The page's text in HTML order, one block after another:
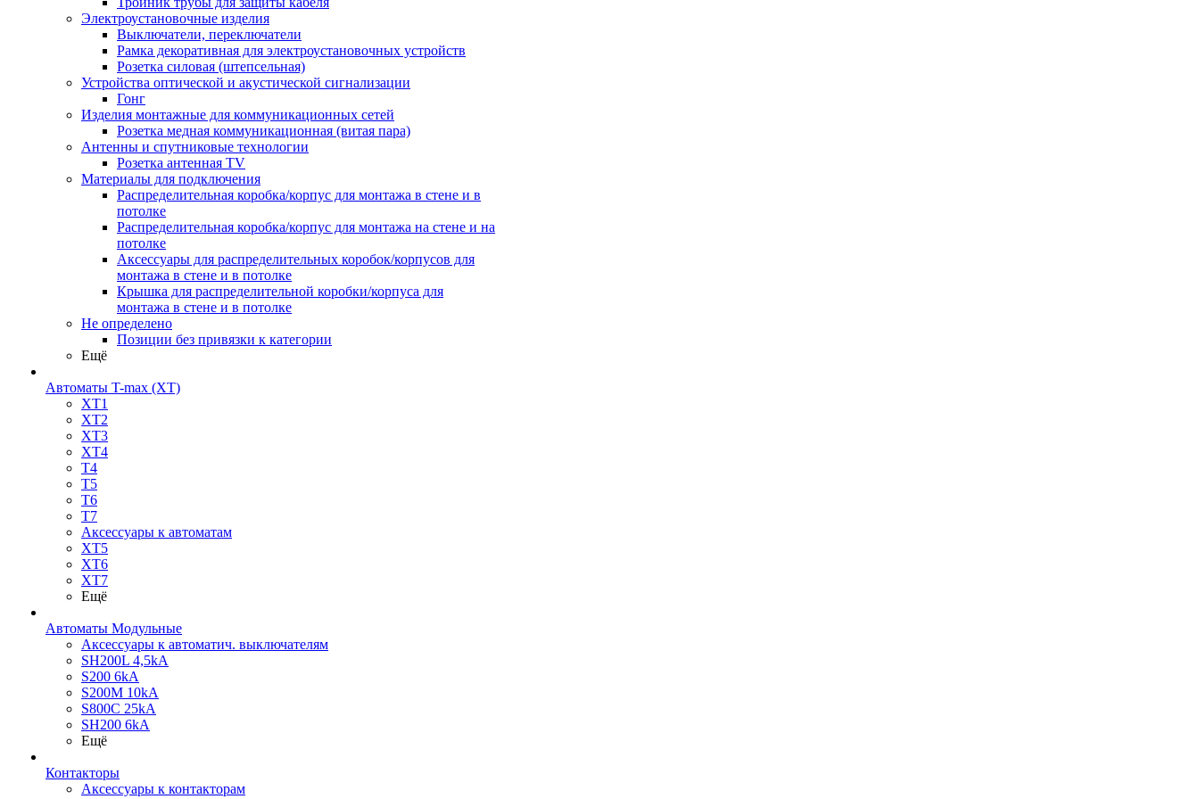
Электроустановочные изделия
Выключатели, переключатели
Рамка декоративная для электроустановочных устройств
Розетка силовая (штепсельная)
Устройства оптической и акустической сигнализации
Гонг
Изделия монтажные для коммуникационных сетей
Розетка медная коммуникационная (витая пара)
Антенны и спутниковые технологии
Розетка антенная TV
Материалы для подключения
Распределительная коробка/корпус для монтажа в стене и в
потолке
Распределительная коробка/корпус для монтажа на стене и на
потолке
Аксессуары для распределительных коробок/корпусов для
монтажа в стене и в потолке
Крышка для распределительной коробки/корпуса для
монтажа в стене и в потолке
Не определено
Позиции без привязки к категории
Ещё
Автоматы T-max (XT)
XT1
XT2
XT3
XT4
T4
T5
T6
T7
Аксессуары к автоматам
XT5
XT6
XT7
Ещё
Автоматы Модульные
Аксессуары к автоматич. выключателям
SH200L 4,5kA
S200 6kA
S200M 10kA
S800C 25kA
SH200 6kA
Ещё
Контакторы
Аксессуары к контакторам